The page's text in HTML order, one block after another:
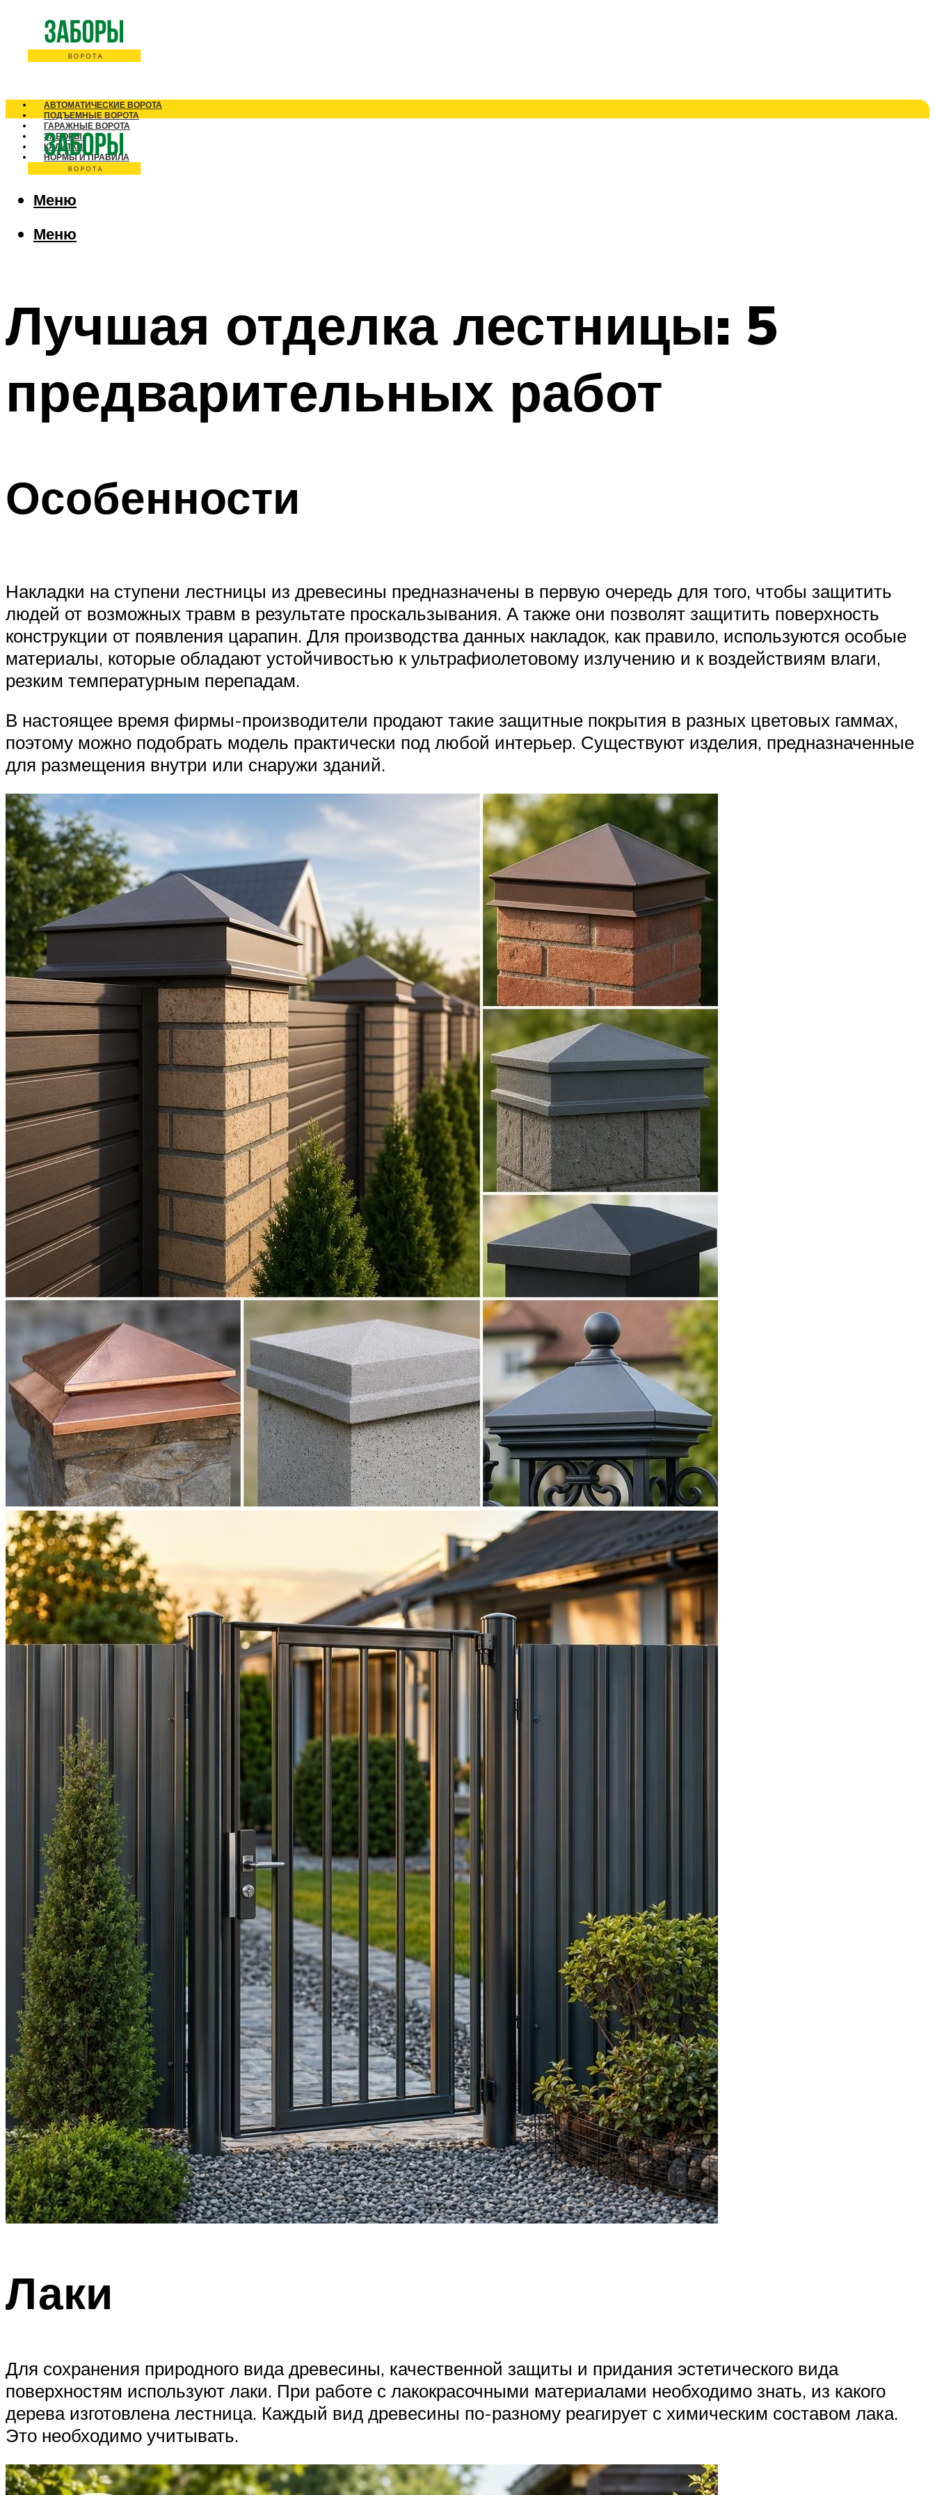
АВТОМАТИЧЕСКИЕ ВОРОТА
ПОДЪЕМНЫЕ ВОРОТА
ГАРАЖНЫЕ ВОРОТА
ЗАБОРЫ
КАЛИТКИ
НОРМЫ И ПРАВИЛА
Меню
Меню
Лучшая отделка лестницы: 5
предварительных работ
Особенности
Накладки на ступени лестницы из древесины предназначены в первую очередь для того, чтобы защитить
людей от возможных травм в результате проскальзывания. А также они позволят защитить поверхность
конструкции от появления царапин. Для производства данных накладок, как правило, используются особые
материалы, которые обладают устойчивостью к ультрафиолетовому излучению и к воздействиям влаги,
резким температурным перепадам.
В настоящее время фирмы-производители продают такие защитные покрытия в разных цветовых гаммах,
поэтому можно подобрать модель практически под любой интерьер. Существуют изделия, предназначенные
для размещения внутри или снаружи зданий.
Лаки
Для сохранения природного вида древесины, качественной защиты и придания эстетического вида
поверхностям используют лаки. При работе с лакокрасочными материалами необходимо знать, из какого
дерева изготовлена лестница. Каждый вид древесины по-разному реагирует с химическим составом лака.
Это необходимо учитывать.